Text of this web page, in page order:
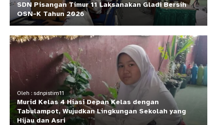
SDN Pisangan Timur 11 Laksanakan Gladi Bersih
OSN-K Tahun 2026
Oleh : sdnpistim11
Murid Kelas 4 Hiasi Depan Kelas dengan
Tabulampot, Wujudkan Lingkungan Sekolah yang
Hijau dan Asri